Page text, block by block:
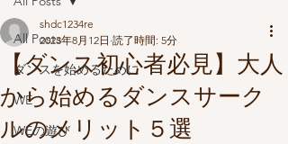
All Posts
ダンスを始めるために
WE
WEの遊び
【ダンス初心者必見】大人
から始めるダンスサーク
ルのメリット５選
shdc1234re
2023年8月12日 読了時間: 5分